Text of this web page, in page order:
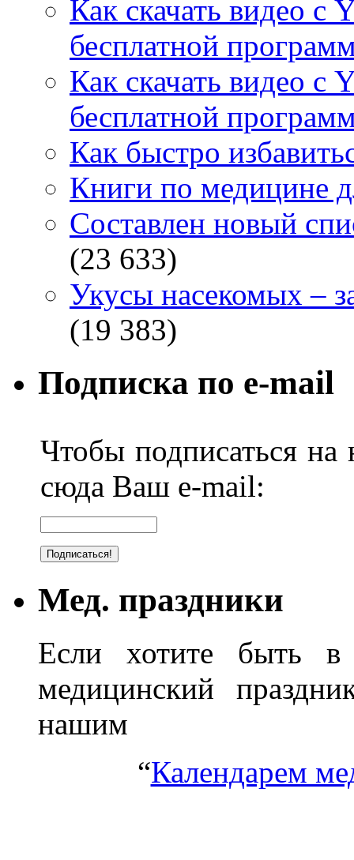
Как скачать видео с
бесплатной
Как скачать видео с
бесплатной
Как быстро
Книги по медицине
Составлен новый
(23 633)
Укусы насекомых –
(19 383)
Подписка по e-mail
Чтобы подписаться на
сюда Ваш e-mail:
Мед. праздники
Если хотите быть в
медицинский
нашим
“Календарем